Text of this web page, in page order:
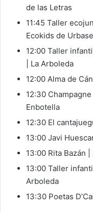
de las Letras
11:45 Taller
Ecokids de
12:00 Taller
| La Arboleda
12:00 Alma de
12:30
Enbotella
12:30 El
13:00 Javi
13:00 Rita Bazán
13:00 Taller
Arboleda
13:30 Poetas